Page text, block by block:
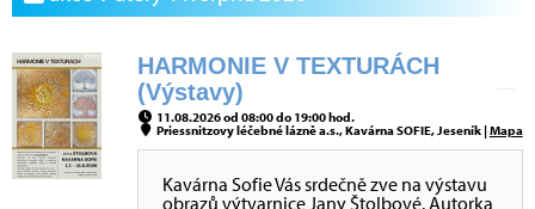
HARMONIE V TEXTURÁCH
(Výstavy)
11.08.2026 od 08:00 do 19:00 hod.
Priessnitzovy léčebné lázně a.s., Kavárna SOFIE, Jeseník |Mapa
Kavárna Sofie Vás srdečně zve na výstavu
obrazů výtvarnice Jany Štolbové. Autorka